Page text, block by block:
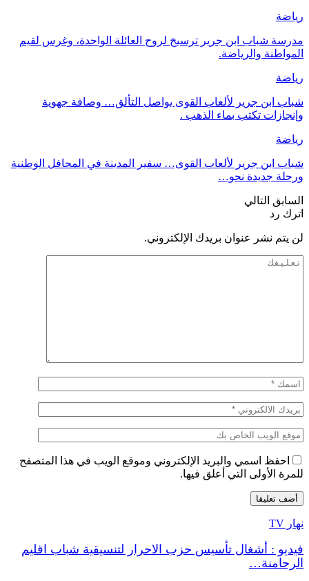
رياضة
مدرسة شباب ابن جرير ترسيخ لروح العائلة الواحدة، وغرس لقيم
المواطنة والرياضة.
رياضة
شباب ابن جرير لألعاب القوى يواصل التألق… وصافة جهوية
وإنجازات تكتب بماء الذهب .
رياضة
شباب ابن جرير لألعاب القوى… سفير المدينة في المحافل الوطنية
ورحلة جديدة نحو…
السابق التالي
اترك رد
لن يتم نشر عنوان بريدك الإلكتروني.
احفظ اسمي والبريد الإلكتروني وموقع الويب في هذا المتصفح
للمرة الأولى التي أعلق فيها.
نهار TV
فيديو : أشغال تأسيس حزب الاحرار لتنسيقية شباب اقليم
الرحامنة…